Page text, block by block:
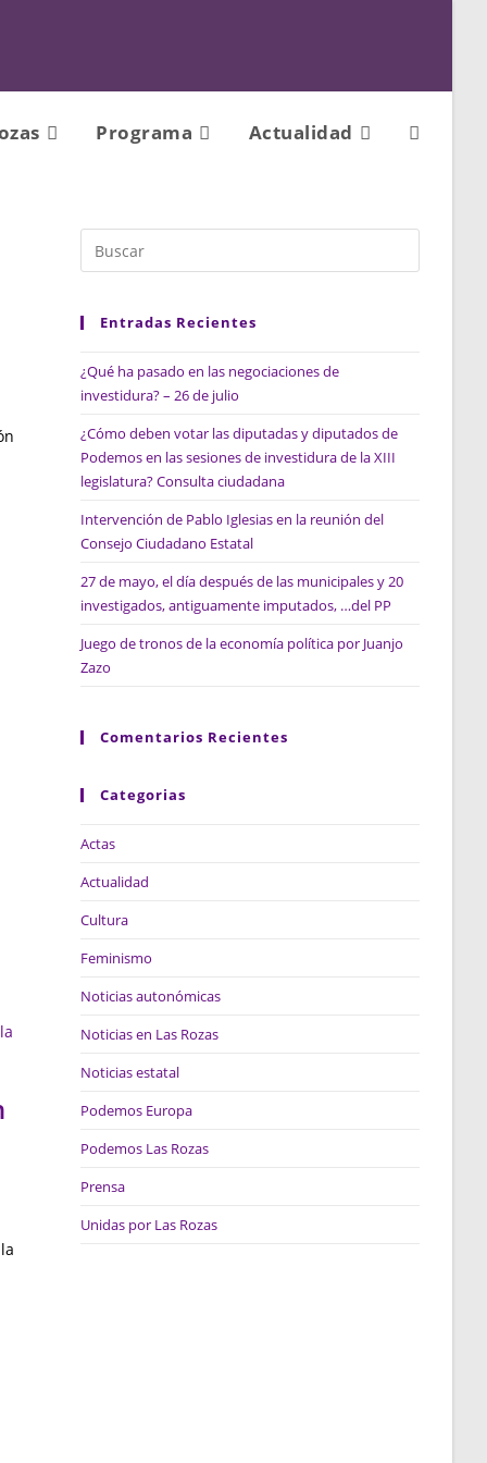
Programa Actualidad Alternar
Entradas Recientes
¿Qué ha pasado en las negociaciones de
investidura? – 26 de julio
¿Cómo deben votar las diputadas y diputados de
Podemos en las sesiones de investidura de la XIII
legislatura? Consulta ciudadana
Intervención de Pablo Iglesias en la reunión del
Consejo Ciudadano Estatal
27 de mayo, el día después de las municipales y 20
investigados, antiguamente imputados, …del PP
Juego de tronos de la economía política por Juanjo
Zazo
Comentarios Recientes
Categorias
Actas
Actualidad
Cultura
Feminismo
Noticias autonómicas
Noticias en Las Rozas
Noticias estatal
Podemos Europa
Podemos Las Rozas
Prensa
Unidas por Las Rozas